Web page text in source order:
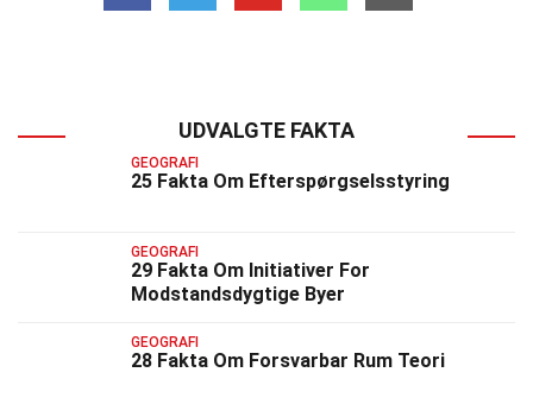
UDVALGTE FAKTA
GEOGRAFI
25 Fakta Om Efterspørgselsstyring
GEOGRAFI
29 Fakta Om Initiativer For
Modstandsdygtige Byer
GEOGRAFI
28 Fakta Om Forsvarbar Rum Teori